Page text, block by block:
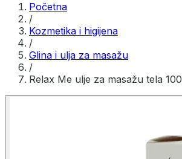
Početna
/
Kozmetika i higijena
/
Glina i ulja za masažu
/
Relax Me ulje za masažu tela